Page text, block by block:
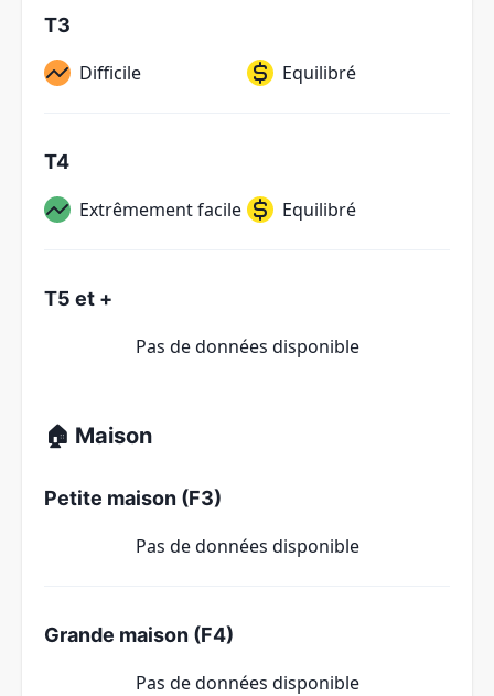
T3
Difficile Equilibré
T4
Extrêmement facile Equilibré
T5 et +
Pas de données disponible
🏠 Maison
Petite maison (F3)
Pas de données disponible
Grande maison (F4)
Pas de données disponible